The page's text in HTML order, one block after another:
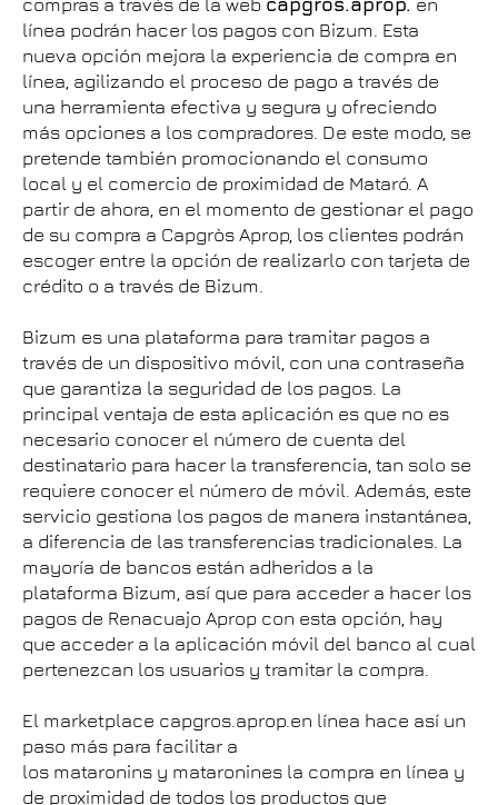
compras a través de la web capgros.aprop. en
línea podrán hacer los pagos con Bizum. Esta
nueva opción mejora la experiencia de compra en
línea, agilizando el proceso de pago a través de
una herramienta efectiva y segura y ofreciendo
más opciones a los compradores. De este modo, se
pretende también promocionando el consumo
local y el comercio de proximidad de Mataró. A
partir de ahora, en el momento de gestionar el pago
de su compra a Capgròs Aprop, los clientes podrán
escoger entre la opción de realizarlo con tarjeta de
crédito o a través de Bizum.
Bizum es una plataforma para tramitar pagos a
través de un dispositivo móvil, con una contraseña
que garantiza la seguridad de los pagos. La
principal ventaja de esta aplicación es que no es
necesario conocer el número de cuenta del
destinatario para hacer la transferencia, tan solo se
requiere conocer el número de móvil. Además, este
servicio gestiona los pagos de manera instantánea,
a diferencia de las transferencias tradicionales. La
mayoría de bancos están adheridos a la
plataforma Bizum, así que para acceder a hacer los
pagos de Renacuajo Aprop con esta opción, hay
que acceder a la aplicación móvil del banco al cual
pertenezcan los usuarios y tramitar la compra.
El marketplace capgros.aprop.en línea hace así un
paso más para facilitar a
los mataronins y mataronines la compra en línea y
de proximidad de todos los productos que